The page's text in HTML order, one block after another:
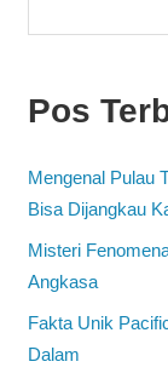
Pos
Mengenal Pulau
Bisa Dijangkau
Misteri
Angkasa
Fakta Unik
Dalam